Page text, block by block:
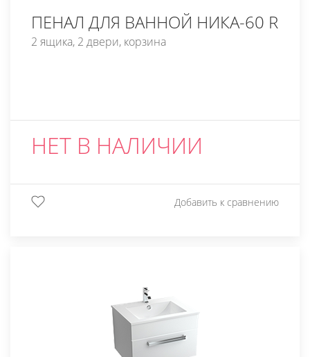
ПЕНАЛ ДЛЯ ВАННОЙ НИКА-60 R
2 ящика, 2 двери, корзина
НЕТ В НАЛИЧИИ
Добавить к сравнению